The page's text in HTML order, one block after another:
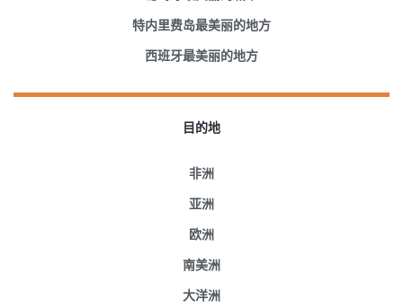
特内里费岛最美丽的地方
西班牙最美丽的地方
目的地
非洲
亚洲
欧洲
南美洲
大洋洲